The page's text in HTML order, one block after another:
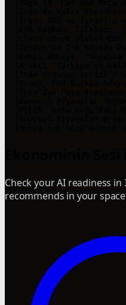
Check your AI readiness in
recommends in your